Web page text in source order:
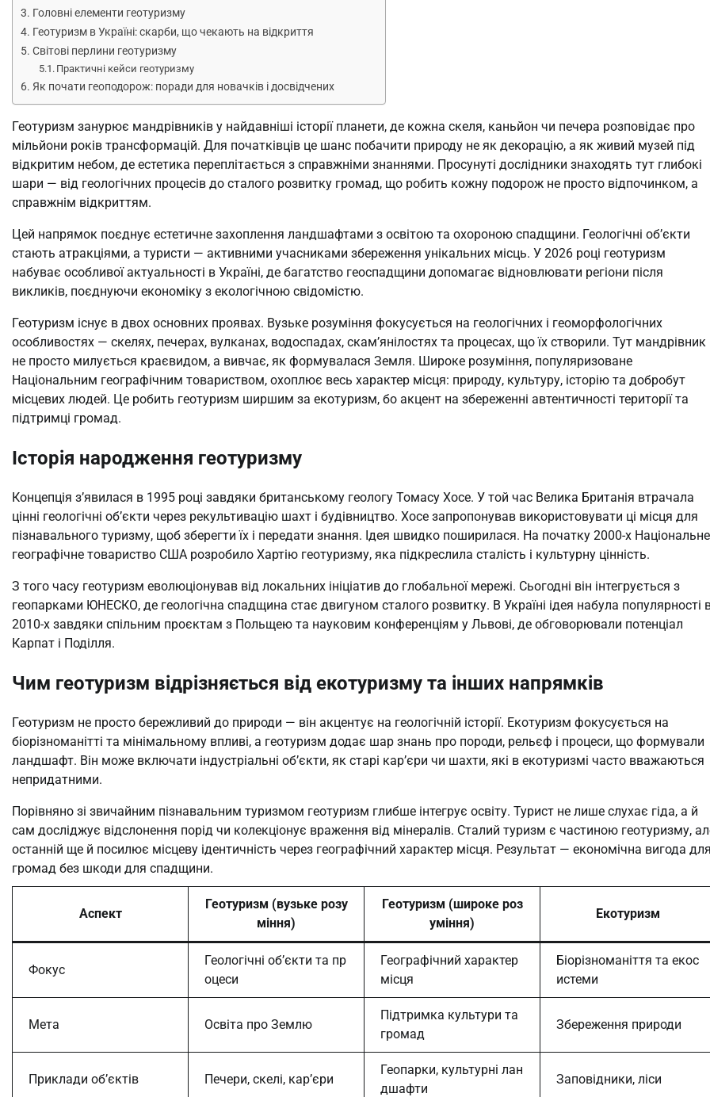
Головні елементи геотуризму
Геотуризм в Україні: скарби, що чекають на відкриття
Світові перлини геотуризму
Практичні кейси геотуризму
Як почати геоподорож: поради для новачків і досвідчених
Геотуризм занурює мандрівників у найдавніші історії планети, де кожна скеля, каньйон чи печера розповідає про
мільйони років трансформацій. Для початківців це шанс побачити природу не як декорацію, а як живий музей під
відкритим небом, де естетика переплітається з справжніми знаннями. Просунуті дослідники знаходять тут глибокі
шари — від геологічних процесів до сталого розвитку громад, що робить кожну подорож не просто відпочинком, а
справжнім відкриттям.
Цей напрямок поєднує естетичне захоплення ландшафтами з освітою та охороною спадщини. Геологічні об’єкти
стають атракціями, а туристи — активними учасниками збереження унікальних місць. У 2026 році геотуризм
набуває особливої актуальності в Україні, де багатство геоспадщини допомагає відновлювати регіони після
викликів, поєднуючи економіку з екологічною свідомістю.
Геотуризм існує в двох основних проявах. Вузьке розуміння фокусується на геологічних і геоморфологічних
особливостях — скелях, печерах, вулканах, водоспадах, скам’янілостях та процесах, що їх створили. Тут мандрівник
не просто милується краєвидом, а вивчає, як формувалася Земля. Широке розуміння, популяризоване
Національним географічним товариством, охоплює весь характер місця: природу, культуру, історію та добробут
місцевих людей. Це робить геотуризм ширшим за екотуризм, бо акцент на збереженні автентичності території та
підтримці громад.
Історія народження геотуризму
Концепція з’явилася в 1995 році завдяки британському геологу Томасу Хосе. У той час Велика Британія втрачала
цінні геологічні об’єкти через рекультивацію шахт і будівництво. Хосе запропонував використовувати ці місця для
пізнавального туризму, щоб зберегти їх і передати знання. Ідея швидко поширилася. На початку 2000-х Національне
географічне товариство США розробило Хартію геотуризму, яка підкреслила сталість і культурну цінність.
З того часу геотуризм еволюціонував від локальних ініціатив до глобальної мережі. Сьогодні він інтегрується з
геопарками ЮНЕСКО, де геологічна спадщина стає двигуном сталого розвитку. В Україні ідея набула популярності
2010-х завдяки спільним проєктам з Польщею та науковим конференціям у Львові, де обговорювали потенціал
Карпат і Поділля.
Чим геотуризм відрізняється від екотуризму та інших напрямків
Геотуризм не просто бережливий до природи — він акцентує на геологічній історії. Екотуризм фокусується на
біорізноманітті та мінімальному впливі, а геотуризм додає шар знань про породи, рельєф і процеси, що формували
ландшафт. Він може включати індустріальні об’єкти, як старі кар’єри чи шахти, які в екотуризмі часто вважаються
непридатними.
Порівняно зі звичайним пізнавальним туризмом геотуризм глибше інтегрує освіту. Турист не лише слухає гіда, а й
сам досліджує відслонення порід чи колекціонує враження від мінералів. Сталий туризм є частиною геотуризму,
останній ще й посилює місцеву ідентичність через географічний характер місця. Результат — економічна вигода
громад без шкоди для спадщини.
Аспект
Геотуризм (вузьке розу
міння)
Геотуризм (широке роз
уміння)
Екотуризм
Фокус
Геологічні об’єкти та пр
оцеси
Географічний характер
місця
Біорізноманіття та екос
истеми
Мета Освіта про Землю
Підтримка культури та
громад
Збереження природи
Приклади об’єктів Печери, скелі, кар’єри
Геопарки, культурні лан
дшафти
Заповідники, ліси